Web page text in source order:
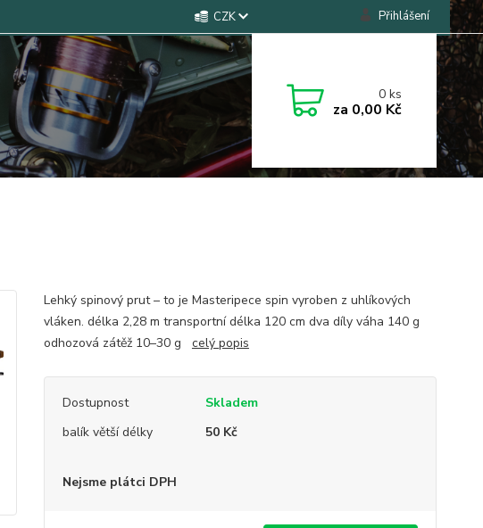
CZK Přihlášení
0ks
za 0,00 Kč
Lehký spinový prut – to je Masteripece spin vyroben z uhlíkových
vláken. délka 2,28 m transportní délka 120 cm dva díly váha 140 g
odhozová zátěž 10–30 g celý popis
Dostupnost
Skladem
balík větší délky
50 Kč
Nejsme plátci DPH